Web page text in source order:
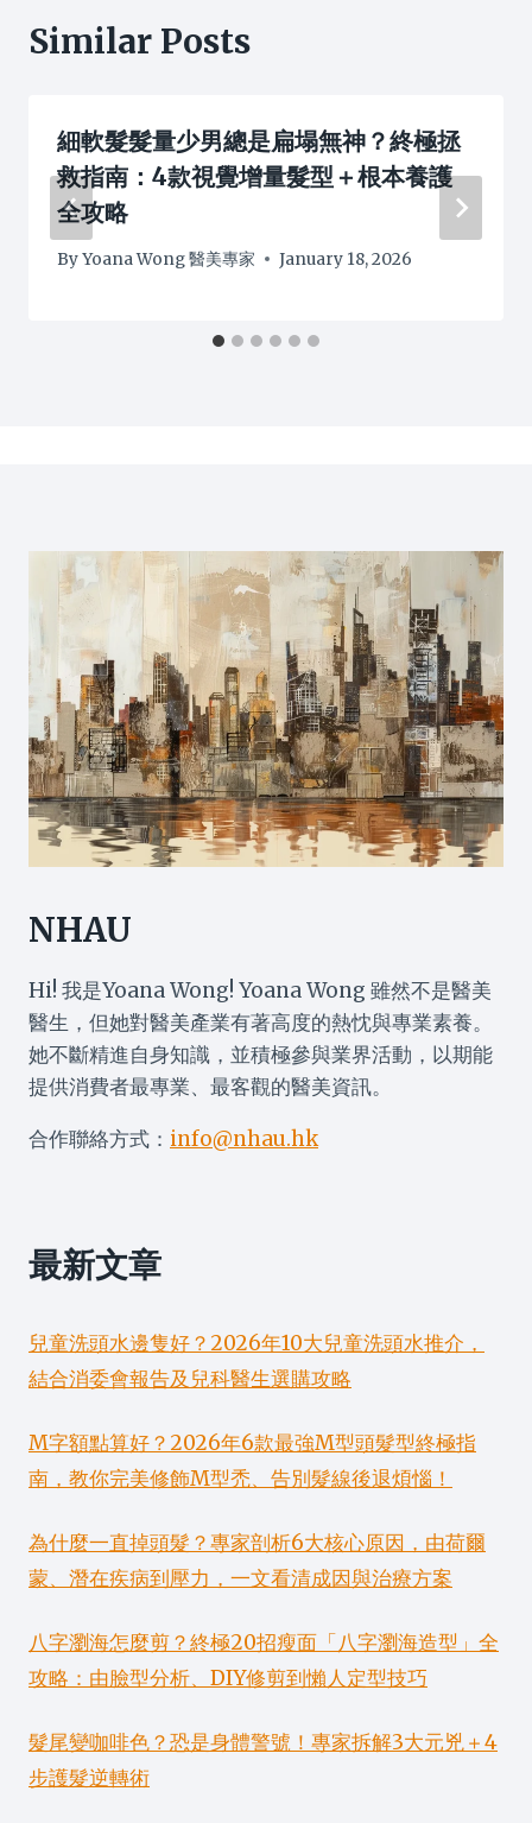
Similar Posts
細軟髮髮量少男總是扁塌無神？終極拯
救指南：4款視覺增量髮型＋根本養護
全攻略
ByYoana Wong 醫美專家 January 18, 2026
NHAU
Hi! 我是Yoana Wong! Yoana Wong 雖然不是醫美
醫生，但她對醫美產業有著高度的熱忱與專業素養。
她不斷精進自身知識，並積極參與業界活動，以期能
提供消費者最專業、最客觀的醫美資訊。
合作聯絡方式： info@nhau.hk
最新文章
兒童洗頭水邊隻好？2026年10大兒童洗頭水推介，
結合消委會報告及兒科醫生選購攻略
M字額點算好？2026年6款最強M型頭髮型終極指
南，教你完美修飾M型禿、告別髮線後退煩惱！
為什麼一直掉頭髮？專家剖析6大核心原因，由荷爾
蒙、潛在疾病到壓力，一文看清成因與治療方案
八字瀏海怎麼剪？終極20招瘦面「八字瀏海造型」全
攻略：由臉型分析、DIY修剪到懶人定型技巧
髮尾變咖啡色？恐是身體警號！專家拆解3大元兇＋4
步護髮逆轉術